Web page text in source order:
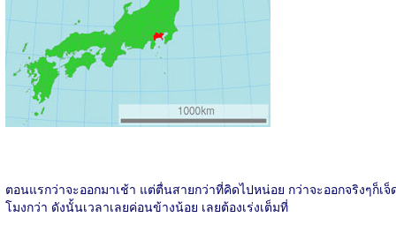
ตอนแรกว่าจะออกมาเช้า แต่ตื่นสายกว่าที่คิดไปหน่อย กว่าจะออกจริงๆก็เจ็
โมงกว่า ดังนั้นเวลาเลยค่อนข้างน้อย เลยต้องเร่งเต็มที่